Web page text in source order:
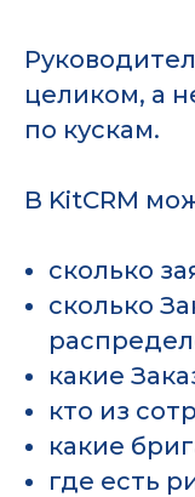
целиком, а
по кускам.
В KitCRM
сколько
сколько
какие
кто из
какие
где есть